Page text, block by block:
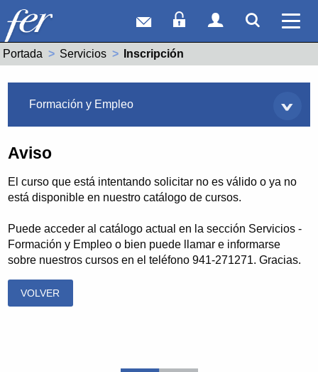
Correo webAcceso Socios
Acceso
Portada Servicios Actual:
Inscripción
Formación y Empleo
Aviso
El curso que está intentando solicitar no es válido o ya no
está disponible en nuestro catálogo de cursos.
Puede acceder al catálogo actual en la sección Servicios -
Formación y Empleo o bien puede llamar e informarse
sobre nuestros cursos en el teléfono 941-271271. Gracias.
VOLVER